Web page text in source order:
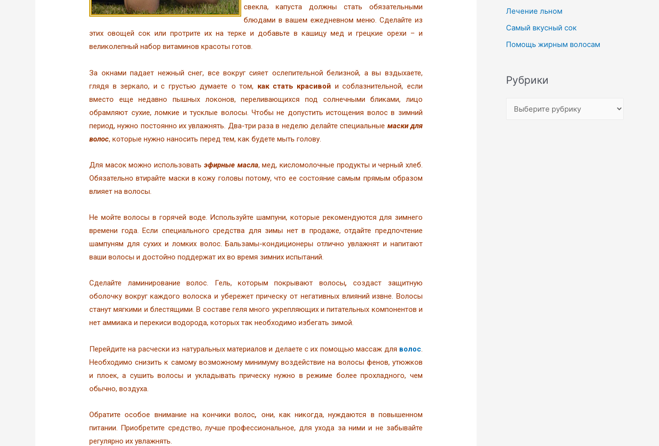
свекла, капуста должны стать обязательными
блюдами в вашем ежедневном меню. Сделайте из
этих овощей сок или протрите их на терке и добавьте в кашицу мед и грецкие орехи – и
великолепный набор витаминов красоты готов.
За окнами падает нежный снег, все вокруг сияет ослепительной белизной, а вы вздыхаете,
глядя в зеркало, и с грустью думаете о том, как стать красивой и соблазнительной, если
вместо еще недавно пышных локонов, переливающихся под солнечными бликами, лицо
обрамляют сухие, ломкие и тусклые волосы. Чтобы не допустить истощения волос в зимний
период, нужно постоянно их увлажнять. Два-три раза в неделю делайте специальные маски для
волос, которые нужно наносить перед тем, как будете мыть голову.
Для масок можно использовать эфирные масла, мед, кисломолочные продукты и черный хлеб.
Обязательно втирайте маски в кожу головы потому, что ее состояние самым прямым образом
влияет на волосы.
Не мойте волосы в горячей воде. Используйте шампуни, которые рекомендуются для зимнего
времени года. Если специального средства для зимы нет в продаже, отдайте предпочтение
шампуням для сухих и ломких волос. Бальзамы-кондиционеры отлично увлажнят и напитают
ваши волосы и достойно поддержат их во время зимних испытаний.
Сделайте ламинирование волос. Гель, которым покрывают волосы,создаст защитную
оболочку вокруг каждого волоска и убережет прическу от негативных влияний извне. Волосы
станут мягкими и блестящими. В составе геля много укрепляющих и питательных компонентов и
нет аммиака и перекиси водорода, которых так необходимо избегать зимой.
Перейдите на расчески из натуральных материалов и делаете с их помощью массаж для волос
Необходимо снизить к самому возможному минимуму воздействие на волосы фенов, утюжков
и плоек, а сушить волосы и укладывать прическу нужно в режиме более прохладного, чем
обычно, воздуха.
Обратите особое внимание на кончики волос, они, как никогда, нуждаются в повышенном
питании. Приобретите средство, лучше профессиональное, для ухода за ними и не забывайте
регулярно их увлажнять.
Лечение льном
Самый вкусный сок
Помощь жирным волосам
Рубрики